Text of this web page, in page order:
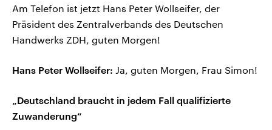
Am Telefon ist jetzt Hans Peter Wollseifer, der
Präsident des Zentralverbands des Deutschen
Handwerks ZDH, guten Morgen!
Hans Peter Wollseifer: Ja, guten Morgen, Frau Simon!
„Deutschland braucht in jedem Fall qualifizierte
Zuwanderung“